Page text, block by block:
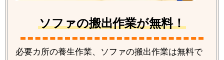
ソファの搬出作業が無料！
必要カ所の養生作業、ソファの搬出作業は無料で